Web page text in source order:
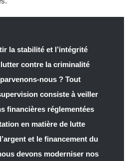
la stabilité et l’intégrité
contre la criminalité
nous ? Tout
consiste à veiller
financières réglementées
en matière de lutte
et le financement du
devons moderniser nos